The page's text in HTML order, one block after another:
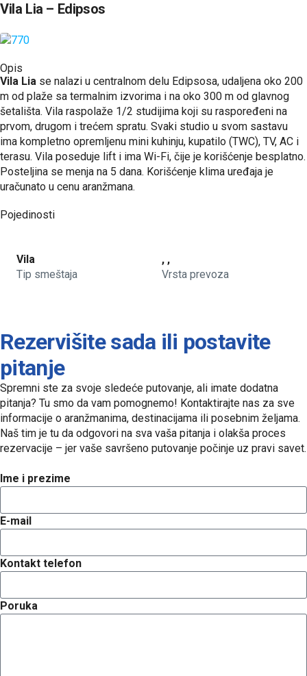
Vila Lia – Edipsos
Opis
Vila Lia se nalazi u centralnom delu Edipsosa, udaljena oko 200
m od plaže sa termalnim izvorima i na oko 300 m od glavnog
šetališta. Vila raspolaže 1/2 studijima koji su raspoređeni na
prvom, drugom i trećem spratu. Svaki studio u svom sastavu
ima kompletno opremljenu mini kuhinju, kupatilo (TWC), TV, AC i
terasu. Vila poseduje lift i ima Wi-Fi, čije je korišćenje besplatno.
Posteljina se menja na 5 dana. Korišćenje klima uređaja je
uračunato u cenu aranžmana.
Pojedinosti
Vila
Tip smeštaja
, ,
Vrsta prevoza
Rezervišite sada ili postavite
pitanje
Spremni ste za svoje sledeće putovanje, ali imate dodatna
pitanja? Tu smo da vam pomognemo! Kontaktirajte nas za sve
informacije o aranžmanima, destinacijama ili posebnim željama.
Naš tim je tu da odgovori na sva vaša pitanja i olakša proces
rezervacije – jer vaše savršeno putovanje počinje uz pravi savet.
Ime i prezime
E-mail
Kontakt telefon
Poruka